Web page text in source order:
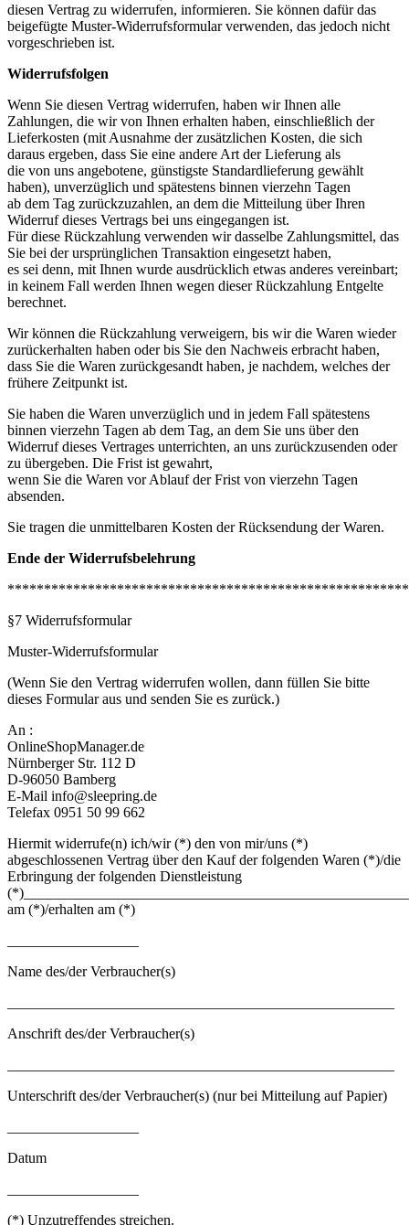
diesen Vertrag zu widerrufen, informieren. Sie können dafür das
beigefügte Muster-Widerrufsformular verwenden, das jedoch nicht
vorgeschrieben ist.
Widerrufsfolgen
Wenn Sie diesen Vertrag widerrufen, haben wir Ihnen alle
Zahlungen, die wir von Ihnen erhalten haben, einschließlich der
Lieferkosten (mit Ausnahme der zusätzlichen Kosten, die sich
daraus ergeben, dass Sie eine andere Art der Lieferung als
die von uns angebotene, günstigste Standardlieferung gewählt
haben), unverzüglich und spätestens binnen vierzehn Tagen
ab dem Tag zurückzuzahlen, an dem die Mitteilung über Ihren
Widerruf dieses Vertrags bei uns eingegangen ist.
Für diese Rückzahlung verwenden wir dasselbe Zahlungsmittel, das
Sie bei der ursprünglichen Transaktion eingesetzt haben,
es sei denn, mit Ihnen wurde ausdrücklich etwas anderes vereinbart;
in keinem Fall werden Ihnen wegen dieser Rückzahlung Entgelte
berechnet.
Wir können die Rückzahlung verweigern, bis wir die Waren wieder
zurückerhalten haben oder bis Sie den Nachweis erbracht haben,
dass Sie die Waren zurückgesandt haben, je nachdem, welches der
frühere Zeitpunkt ist.
Sie haben die Waren unverzüglich und in jedem Fall spätestens
binnen vierzehn Tagen ab dem Tag, an dem Sie uns über den
Widerruf dieses Vertrages unterrichten, an uns zurückzusenden oder
zu übergeben. Die Frist ist gewahrt,
wenn Sie die Waren vor Ablauf der Frist von vierzehn Tagen
absenden.
Sie tragen die unmittelbaren Kosten der Rücksendung der Waren.
Ende der Widerrufsbelehrung
§7 Widerrufsformular
Muster-Widerrufsformular
(Wenn Sie den Vertrag widerrufen wollen, dann füllen Sie bitte
dieses Formular aus und senden Sie es zurück.)
An :
OnlineShopManager.de
Nürnberger Str. 112 D
D-96050 Bamberg
E-Mail info@sleepring.de
Telefax 0951 50 99 662
Hiermit widerrufe(n) ich/wir (*) den von mir/uns (*)
abgeschlossenen Vertrag über den Kauf der folgenden Waren (*)/die
Erbringung der folgenden Dienstleistung
am (*)/erhalten am (*)
Name des/der Verbraucher(s)
Anschrift des/der Verbraucher(s)
Unterschrift des/der Verbraucher(s) (nur bei Mitteilung auf Papier)
Datum
(*) Unzutreffendes streichen.